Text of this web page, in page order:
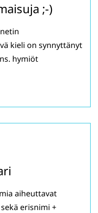
;-)
kieli on synnyttänyt
hymiöt
aiheuttavat
erisnimi +